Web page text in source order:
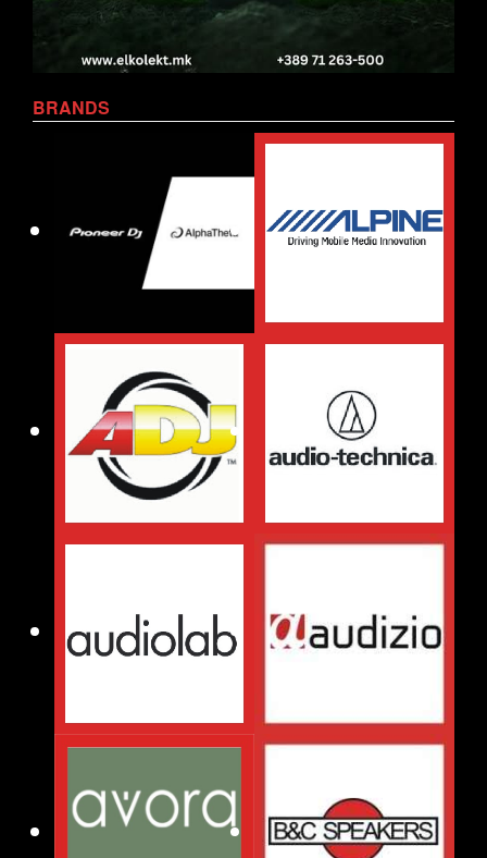
BRANDS